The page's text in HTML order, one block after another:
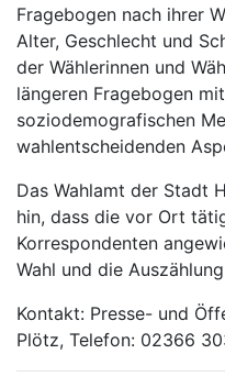
Fragebogen nach ihrer
Alter, Geschlecht und
der Wählerinnen und
längeren Fragebogen
soziodemografischen
wahlentscheidenden
Das Wahlamt der Stadt
hin, dass die vor Ort
Korrespondenten
Wahl und die
Kontakt: Presse- und
Plötz, Telefon: 02366